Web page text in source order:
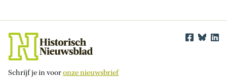
Schrijf je in vooronze nieuwsbrief